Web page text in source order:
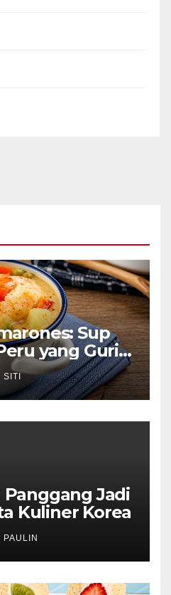
Sup
yang Gurih
SITI
Panggang Jadi
Kuliner Korea
PAULIN